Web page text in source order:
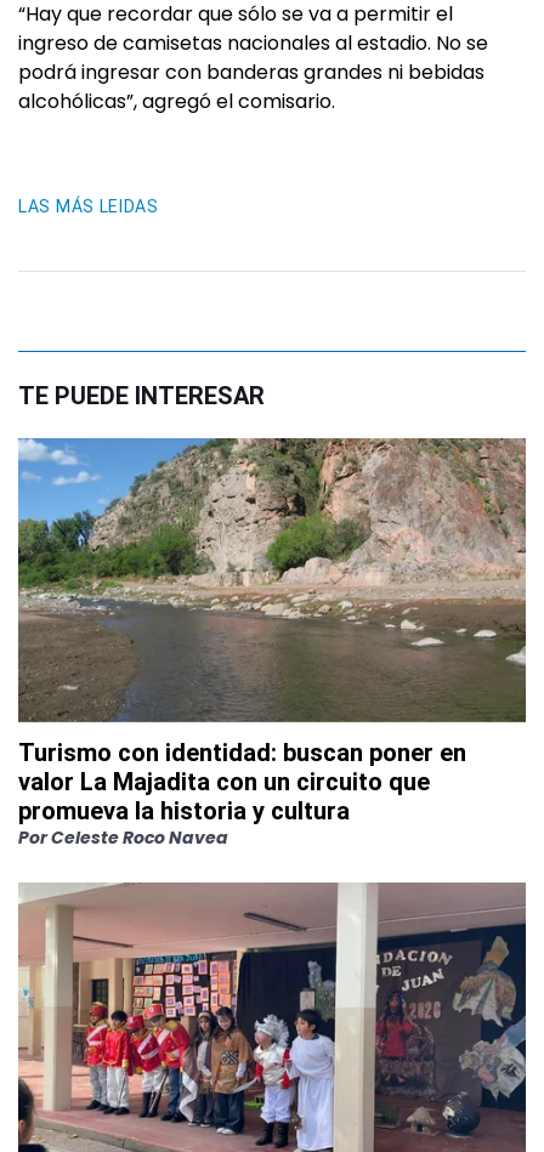
“Hay que recordar que sólo se va a permitir el
ingreso de camisetas nacionales al estadio. No se
podrá ingresar con banderas grandes ni bebidas
alcohólicas”, agregó el comisario.
LAS MÁS LEIDAS
TE PUEDE INTERESAR
Turismo con identidad: buscan poner en
valor La Majadita con un circuito que
promueva la historia y cultura
PorCeleste Roco Navea